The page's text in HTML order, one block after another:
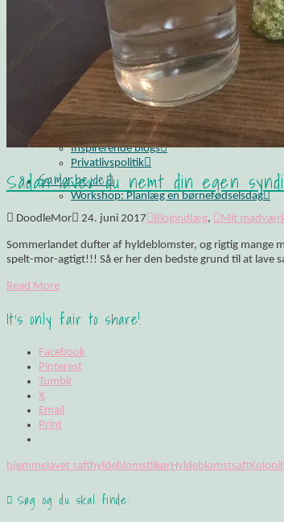
Opskrift: Luksusagtig brunsviger
Opskrift på kransekage
Opskrift: Saftige “romkugler”, der
Fluffy søndagspandekager med
Opskrift: Fastelavnsboller med
Gemalens Kager – Galleri
Nyhedsbrev
Om mig
Mine foretrukne webshops
Inspirerende blogs
Privatlivspolitik
Samarbejde
Workshop: Planlæg en børnefødselsdag
Sådan laver du nemt din egen
DoodleMor 24. juni 2017 Blogindlæg, Mit
Sommerlandet dufter af hyldeblomster, og rigtig mange
spelt-mor-agtigt!!! Så er her den bedste grund til at lave
Read More
It's only fair to share!
Facebook
Pinterest
Tumblr
X
Email
Print
hjemmelavet safthyldeblomstlikørHyldeblomstsaft
Søg og du skal finde: